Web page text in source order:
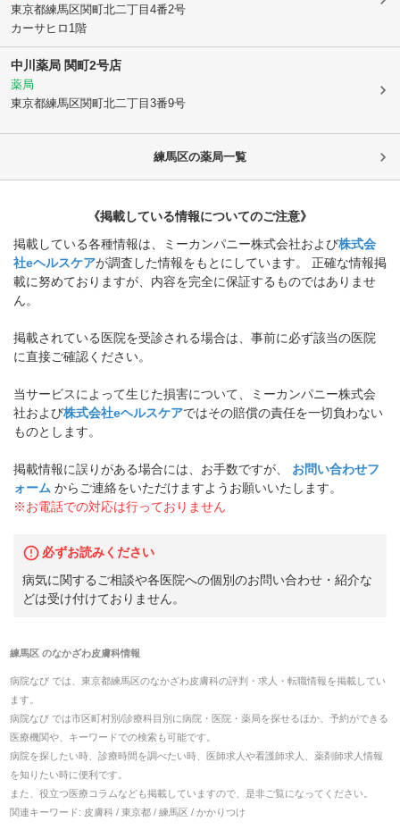
東京都練馬区関町北二丁目4番2号
カーサヒロ1階
中川薬局 関町2号店
薬局
東京都練馬区関町北二丁目3番9号
練馬区の薬局一覧
《掲載している情報についてのご注意》
掲載している各種情報は、ミーカンパニー株式会社および株式会
社eヘルスケアが調査した情報をもとにしています。 正確な情報掲
載に努めておりますが、内容を完全に保証するものではありませ
ん。
掲載されている医院を受診される場合は、事前に必ず該当の医院
に直接ご確認ください。
当サービスによって生じた損害について、ミーカンパニー株式会
社および株式会社eヘルスケアではその賠償の責任を一切負わない
ものとします。
掲載情報に誤りがある場合には、お手数ですが、
お問い合わせフ
ォーム からご連絡をいただけますようお願いいたします。
※お電話での対応は行っておりません
必ずお読みください
病気に関するご相談や各医院への個別のお問い合わせ・紹介な
どは受け付けておりません。
練馬区のなかざわ皮膚科情報
病院なび では、 東京都練馬区のなかざわ皮膚科の評判・求人・転職情報を掲載してい
ます。
病院なび では市区町村別/診療科目別に病院・医院・薬局を探せるほか、予約ができる
医療機関や、キーワードでの検索も可能です。
病院を探したい時、診療時間を調べたい時、医師求人や看護師求人、薬剤師求人情報
を知りたい時に便利です。
また、役立つ医療コラムなども掲載していますので、是非ご覧になってください。
関連キーワード: 皮膚科 / 東京都 / 練馬区 / かかりつけ